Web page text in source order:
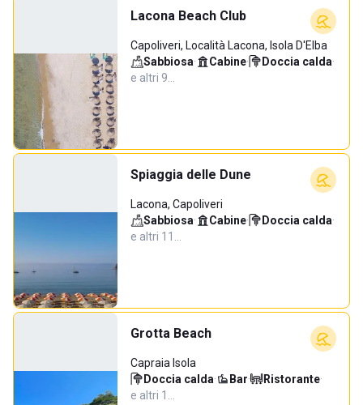
Lacona Beach Club
Capoliveri, Località Lacona, Isola D'Elba
Sabbiosa· Cabine· Doccia calda·
e altri 9…
Spiaggia delle Dune
Lacona, Capoliveri
Sabbiosa· Cabine· Doccia calda·
e altri 11…
Grotta Beach
Capraia Isola
Doccia calda· Bar· Ristorante·
e altri 1…